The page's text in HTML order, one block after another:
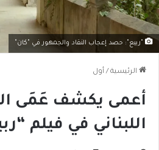
"ربيع": حصد إعجاب النقاد والجمهور في "كان"
الرئيسية / أول
أعمى يكشف عَمَى
اللبناني في فيلم